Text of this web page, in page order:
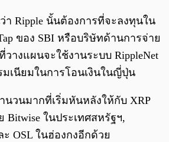
Ripple นั้นต้องการที่จะลงทุนใน
ของ SBI หรือบริษัทด้านการจ่าย
วางแผนจะใช้งานระบบ RippleNet
เนียมในการโอนเงินในญี่ปุ่น
วนมากที่เริ่มหันหลังให้กับ XRP
ในประเทศสหรัฐฯ,
ะ OSL ในฮ่องกงอีกด้วย